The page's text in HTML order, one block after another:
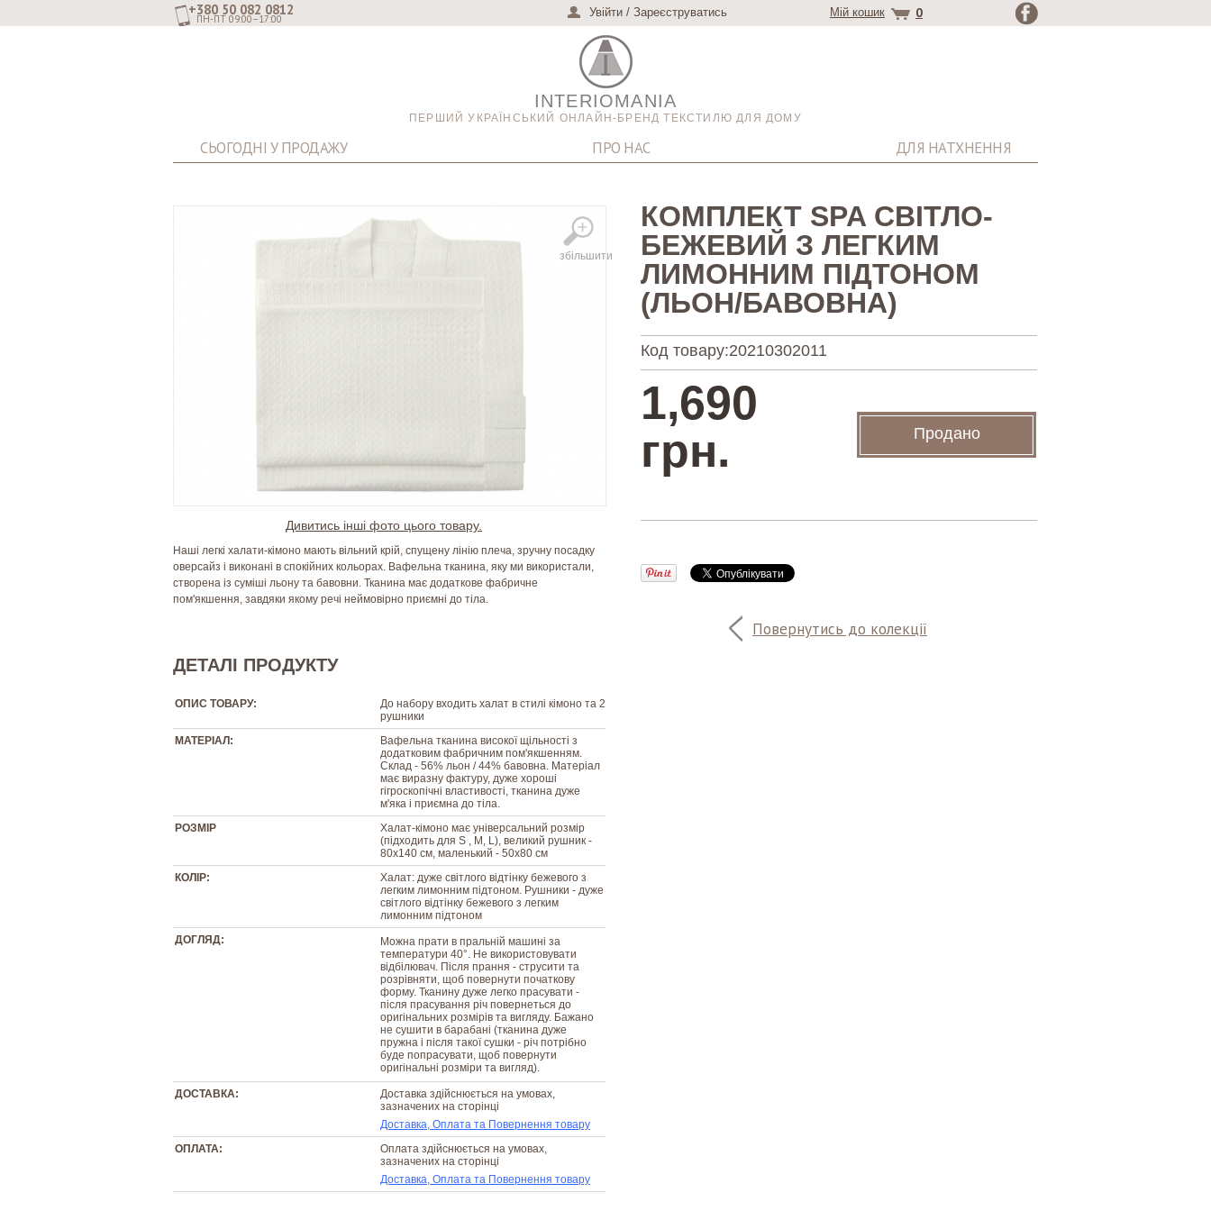
+380 50 082 0812
ПН-ПТ 09:00–17:00 Мій кошик 0
Увійти / Зареєструватись
INTERIOMANIA
ПЕРШИЙ УКРАЇНСЬКИЙ ОНЛАЙН-БРЕНД ТЕКСТИЛЮ ДЛЯ ДОМУ
СЬОГОДНІ У ПРОДАЖУ ПРО НАС ДЛЯ НАТХНЕННЯ
збільшити
КОМПЛЕКТ SPA СВІТЛО-
БЕЖЕВИЙ З ЛЕГКИМ
ЛИМОННИМ ПІДТОНОМ
(ЛЬОН/БАВОВНА)
Код товару:20210302011
1,690
грн.
Продано
Повернутись до колекції
Дивитись інші фото цього товару.
Наші легкі халати-кімоно мають вільний крій, спущену лінію плеча, зручну посадку
оверсайз і виконані в спокійних кольорах. Вафельна тканина, яку ми використали,
створена із суміші льону та бавовни. Тканина має додаткове фабричне
пом'якшення, завдяки якому речі неймовірно приємні до тіла.
ДЕТАЛІ ПРОДУКТУ
ОПИС ТОВАРУ:
До набору входить халат в стилі кімоно та 2
рушники
МАТЕРІАЛ:
Вафельна тканина високої щільності з
додатковим фабричним пом'якшенням.
Склад - 56% льон / 44% бавовна. Матеріал
має виразну фактуру, дуже хороші
гігроскопічні властивості, тканина дуже
м'яка і приємна до тіла.
РОЗМІР
Халат-кімоно має універсальний розмір
(підходить для S , M, L), великий рушник -
80х140 см, маленький - 50х80 см
КОЛІР:
Халат: дуже світлого відтінку бежевого з
легким лимонним підтоном. Рушники - дуже
світлого відтінку бежевого з легким
лимонним підтоном
ДОГЛЯД:
Можна прати в пральній машині за
температури 40°. Не використовувати
відбілювач. Після прання - струсити та
розрівняти, щоб повернути початкову
форму. Тканину дуже легко прасувати -
після прасування річ повернеться до
оригінальних розмірів та вигляду. Бажано
не сушити в барабані (тканина дуже
пружна і після такої сушки - річ потрібно
буде попрасувати, щоб повернути
оригінальні розміри та вигляд).
ДОСТАВКА:
Доставка здійснюється на умовах,
зазначених на сторінці
Доставка, Оплата та Повернення товару
ОПЛАТА:
Оплата здійснюється на умовах,
зазначених на сторінці
Доставка, Оплата та Повернення товару